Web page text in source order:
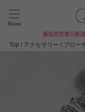
Menu
最短翌営業日配
Top アクセサリー ブロー